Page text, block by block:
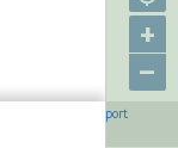
+
–
Sport